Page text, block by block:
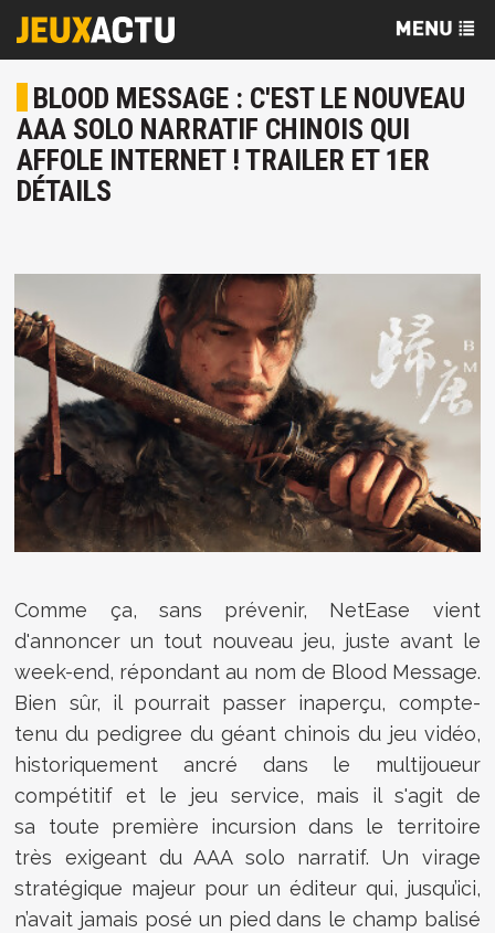
BLOOD MESSAGE : C'EST LE NOUVEAU
AAA SOLO NARRATIF CHINOIS QUI
AFFOLE INTERNET ! TRAILER ET 1ER
DÉTAILS
Comme ça, sans prévenir, NetEase vient
d'annoncer un tout nouveau jeu, juste avant le
week-end, répondant au nom de Blood Message.
Bien sûr, il pourrait passer inaperçu, compte-
tenu du pedigree du géant chinois du jeu vidéo,
historiquement ancré dans le multijoueur
compétitif et le jeu service, mais il s'agit de
sa toute première incursion dans le territoire
très exigeant du AAA solo narratif. Un virage
stratégique majeur pour un éditeur qui, jusqu’ici,
n’avait jamais posé un pied dans le champ balisé